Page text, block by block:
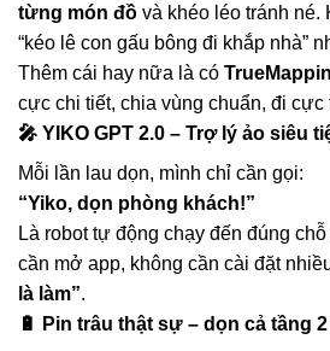
từng món đồ và khéo léo tránh né.
“kéo lê con gấu bông đi khắp nhà”
Thêm cái hay nữa là có
cực chi tiết, chia vùng chuẩn, đi cực
🎤 YIKO GPT 2.0 – Trợ lý ảo siêu
Mỗi lần lau dọn, mình chỉ cần gọi:
“Yiko, dọn phòng khách!”
Là robot tự động chạy đến đúng
cần mở app, không cần cài đặt
là làm”.
🔋
Pin trâu thật sự – dọn cả tầng